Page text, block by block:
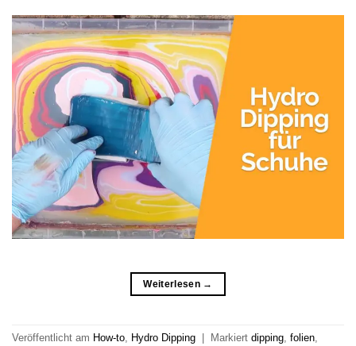
Weiterlesen →
Veröffentlicht am How-to Hydro Dipping Markiert dipping folien